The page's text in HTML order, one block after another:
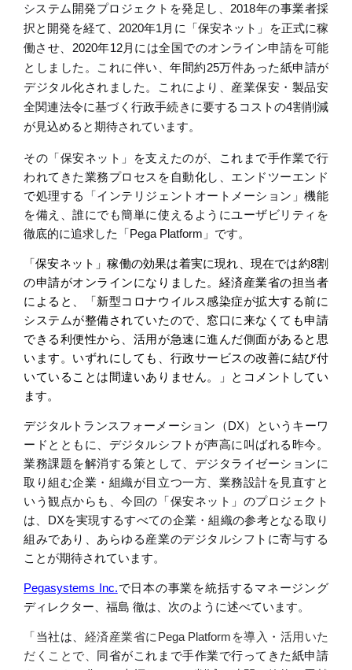
システム開発プロジェクトを発足し、2018年の事業者採
択と開発を経て、 2020年1月に「保安ネット」を正式に稼
働させ、 2020年12月には全国でのオンライン申請を可能
としました。これに伴い、年間約25万件あった紙申請が
デジタル化されました。これにより、 産業保安・製品安
全関連法令に基づく 行政手続きに要するコストの4割削減
が見込めると期待されています。
その「保安ネット」を支えたのが、これまで手作業で行
われてきた業務プロセスを自動化し、エンドツーエンド
で処理する「インテリジェントオートメーション」機能
を備え、誰にでも簡単に使えるようにユーザビリティを
徹底的に追求した「 Pega Platform 」です。
「保安ネット」稼働の効果は着実に現れ、現在では約8割
の申請がオンラインになりました。経済産業省の担当者
によると、「新型コロナウイルス感染症が拡大する前に
システムが整備されていたので、窓口に来なくても申請
できる利便性から、活用が急速に進んだ側面があると思
います。いずれにしても、行政サービスの改善に結び付
いていることは間違いありません。」とコメントしてい
ます。
デジタルトランスフォーメーション（ DX）というキーワ
ードとともに、デジタルシフトが声高に叫ばれる昨今。
業務課題を解消する策として、デジタライゼーションに
取り組む企業・組織が目立つ一方、業務設計を見直すと
いう観点からも、今回の「保安ネット」のプロジェクト
は、
DXを実現するすべての企業・組織の参考となる取り
組みであり、あらゆる産業のデジタルシフトに寄与する
ことが期待されています。
Pegasystems Inc.で日本の事業を統括するマネージング
ディレクター、福島 徹は、次のように述べています。
「当社は、 経済産業省に Pega Platform を導入・活用いた
だくことで、
同省がこれまで手作業で行ってきた紙申請